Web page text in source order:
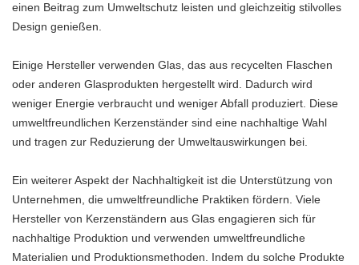
einen Beitrag zum Umweltschutz leisten und gleichzeitig stilvolles
Design genießen.
Einige Hersteller verwenden Glas, das aus recycelten Flaschen
oder anderen Glasprodukten hergestellt wird. Dadurch wird
weniger Energie verbraucht und weniger Abfall produziert. Diese
umweltfreundlichen Kerzenständer sind eine nachhaltige Wahl
und tragen zur Reduzierung der Umweltauswirkungen bei.
Ein weiterer Aspekt der Nachhaltigkeit ist die Unterstützung von
Unternehmen, die umweltfreundliche Praktiken fördern. Viele
Hersteller von Kerzenständern aus Glas engagieren sich für
nachhaltige Produktion und verwenden umweltfreundliche
Materialien und Produktionsmethoden. Indem du solche Produkte